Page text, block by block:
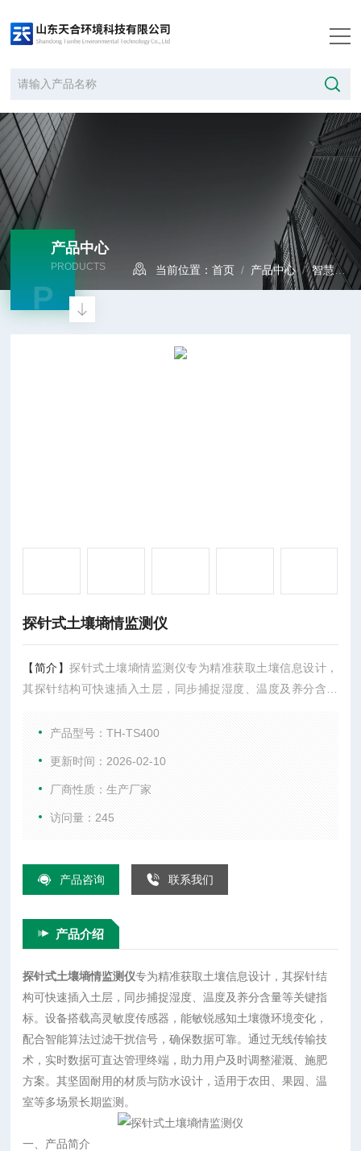
产品中心
PRODUCTS
P
当前位置：首页 / 产品中心/智慧农业
探针式土壤墒情监测仪
【简介】探针式土壤墒情监测仪专为精准获取土壤信息设计，
其探针结构可快速插入土层，同步捕捉湿度、温度及养分含量
境变化，配合智能算法过滤干扰信号，确保数据可靠。通过无
果园、温室等多场景长期监测。
产品型号：TH-TS400
更新时间：2026-02-10
厂商性质：生产厂家
访问量：245
产品咨询 联系我们
产品介绍
探针式土壤墒情监测仪专为精准获取土壤信息设计，其探针结
构可快速插入土层，同步捕捉湿度、温度及养分含量等关键指
标。设备搭载高灵敏度传感器，能敏锐感知土壤微环境变化，
配合智能算法过滤干扰信号，确保数据可靠。通过无线传输技
术，实时数据可直达管理终端，助力用户及时调整灌溉、施肥
方案。其坚固耐用的材质与防水设计，适用于农田、果园、温
室等多场景长期监测。
一、产品简介